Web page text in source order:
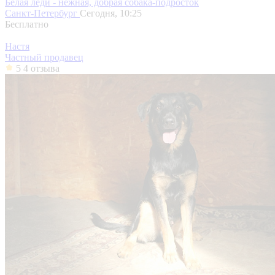
Белая леди - нежная, добрая собака-подросток
Санкт-Петербург Сегодня, 10:25
Бесплатно
Настя
Частный продавец
5 4 отзыва